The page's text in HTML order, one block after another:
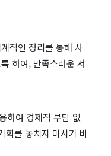
적인 정리를 통해 사
하여, 만족스러운 서
하여 경제적 부담 없
회를 놓치지 마시기 바